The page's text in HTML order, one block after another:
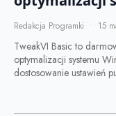
Redakcja Programki 15
TweakVI Basic to
optymalizacji systemu
dostosowanie ustawień